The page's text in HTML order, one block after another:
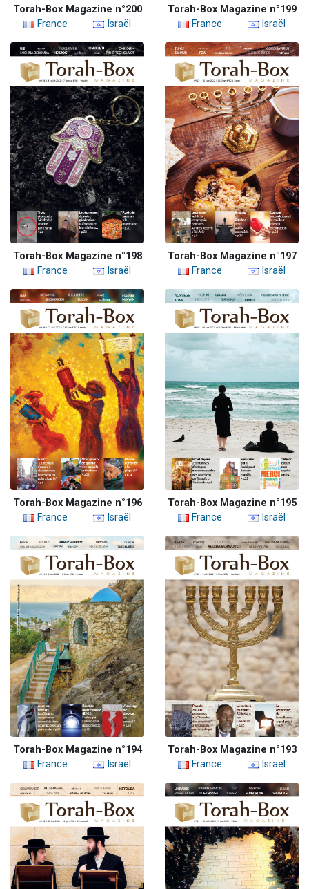
Torah-Box Magazine n°200
France
Israël
Torah-Box Magazine n°199
France
Israël
Torah-Box Magazine n°198
France
Israël
Torah-Box Magazine n°197
France
Israël
Torah-Box Magazine n°196
France
Israël
Torah-Box Magazine n°195
France
Israël
Torah-Box Magazine n°194
France
Israël
Torah-Box Magazine n°193
France
Israël